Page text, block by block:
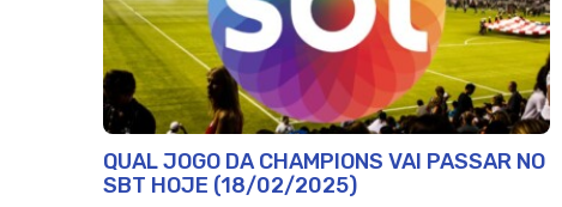
QUAL JOGO DA CHAMPIONS VAI PASSAR NO
SBT HOJE (18/02/2025)